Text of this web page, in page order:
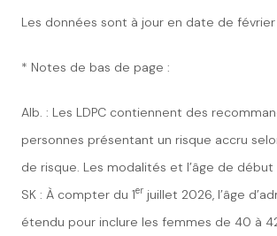
Les données sont à jour en date de février
* Notes de bas de page :
Alb. : Les LDPC contiennent des
personnes présentant un risque accru
de risque. Les modalités et l’âge de début
SK : À compter du 1er juillet 2026, l’âge
étendu pour inclure les femmes de 40 à